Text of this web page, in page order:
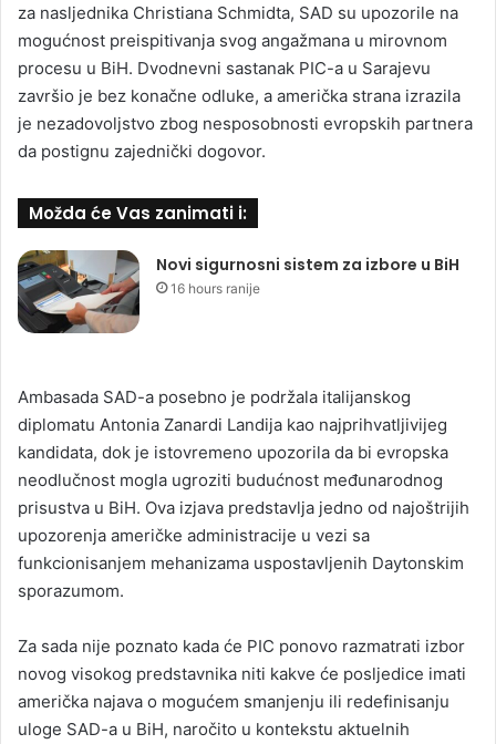
za nasljednika Christiana Schmidta, SAD su upozorile na
mogućnost preispitivanja svog angažmana u mirovnom
procesu u BiH. Dvodnevni sastanak PIC-a u Sarajevu
završio je bez konačne odluke, a američka strana izrazila
je nezadovoljstvo zbog nesposobnosti evropskih partnera
da postignu zajednički dogovor.
Možda će Vas zanimati i:
Novi sigurnosni sistem za izbore u BiH
16 hours ranije
Ambasada SAD-a posebno je podržala italijanskog
diplomatu Antonia Zanardi Landija kao najprihvatljivijeg
kandidata, dok je istovremeno upozorila da bi evropska
neodlučnost mogla ugroziti budućnost međunarodnog
prisustva u BiH. Ova izjava predstavlja jedno od najoštrijih
upozorenja američke administracije u vezi sa
funkcionisanjem mehanizama uspostavljenih Daytonskim
sporazumom.
Za sada nije poznato kada će PIC ponovo razmatrati izbor
novog visokog predstavnika niti kakve će posljedice imati
američka najava o mogućem smanjenju ili redefinisanju
uloge SAD-a u BiH, naročito u kontekstu aktuelnih